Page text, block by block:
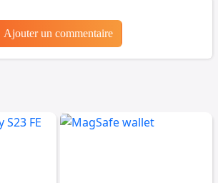
Ajouter un commentaire